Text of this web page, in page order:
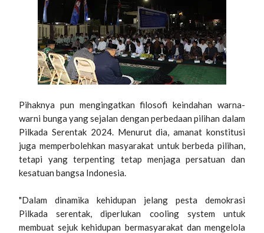
Pihaknya pun mengingatkan filosofi keindahan warna-
warni bunga yang sejalan dengan perbedaan pilihan dalam
Pilkada Serentak 2024. Menurut dia, amanat konstitusi
juga memperbolehkan masyarakat untuk berbeda pilihan,
tetapi yang terpenting tetap menjaga persatuan dan
kesatuan bangsa Indonesia.
"Dalam dinamika kehidupan jelang pesta demokrasi
Pilkada serentak, diperlukan cooling system untuk
membuat sejuk kehidupan bermasyarakat dan mengelola